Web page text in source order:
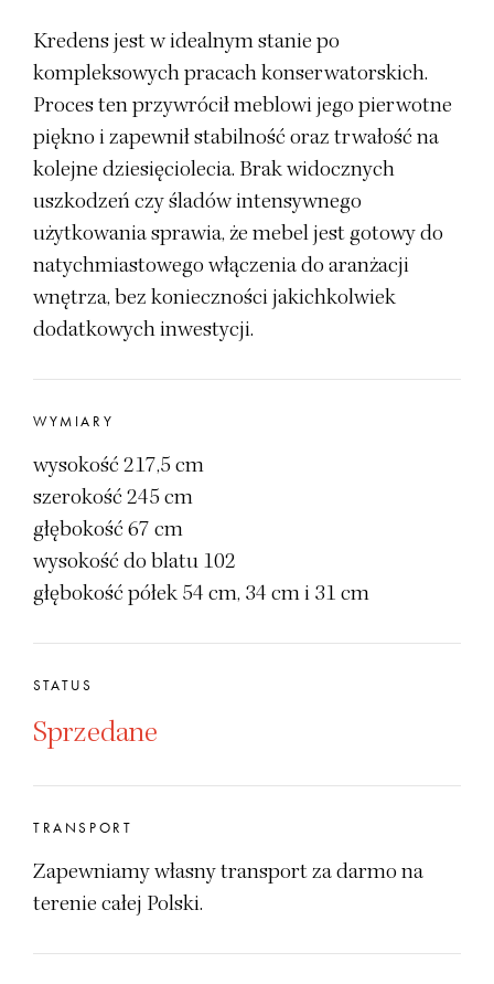
Kredens jest w idealnym stanie po
kompleksowych pracach konserwatorskich.
Proces ten przywrócił meblowi jego pierwotne
piękno i zapewnił stabilność oraz trwałość na
kolejne dziesięciolecia. Brak widocznych
uszkodzeń czy śladów intensywnego
użytkowania sprawia, że mebel jest gotowy do
natychmiastowego włączenia do aranżacji
wnętrza, bez konieczności jakichkolwiek
dodatkowych inwestycji.
WYMIARY
wysokość 217,5 cm
szerokość 245 cm
głębokość 67 cm
wysokość do blatu 102
głębokość półek 54 cm, 34 cm i 31 cm
STATUS
Sprzedane
TRANSPORT
Zapewniamy własny transport za darmo na
terenie całej Polski.